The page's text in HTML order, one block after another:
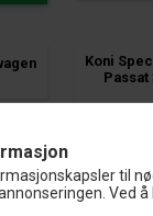
til
Ved
Koni
Passat